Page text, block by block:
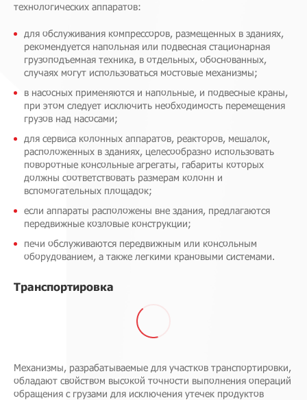
технологических аппаратов:
для обслуживания компрессоров, размещенных в зданиях,
рекомендуется напольная или подвесная стационарная
грузоподъемная техника, в отдельных, обоснованных,
случаях могут использоваться мостовые механизмы;
в насосных применяются и напольные, и подвесные краны,
при этом следует исключить необходимость перемещения
грузов над насосами;
для сервиса колонных аппаратов, реакторов, мешалок,
расположенных в зданиях, целесообразно использовать
поворотные консольные агрегаты, габариты которых
должны соответствовать размерам колонн и
вспомогательных площадок;
если аппараты расположены вне здания, предлагаются
передвижные козловые конструкции;
печи обслуживаются передвижным или консольным
оборудованием, а также легкими крановыми системами.
Транспортировка
Механизмы, разрабатываемые для участков транспортировки,
обладают свойством высокой точности выполнения операций
обращения с грузами для исключения утечек продуктов